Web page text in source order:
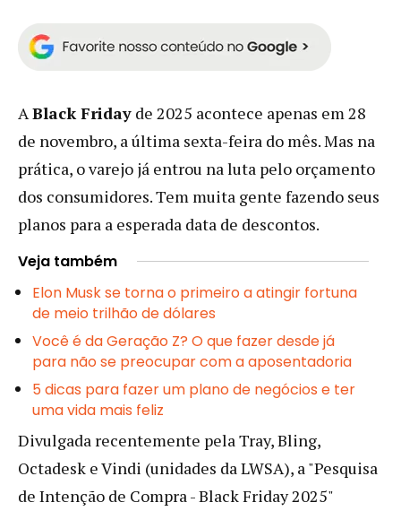
ABlack Friday de 2025 acontece apenas em 28
de novembro, a última sexta-feira do mês. Mas na
prática, o varejo já entrou na luta pelo orçamento
dos consumidores. Tem muita gente fazendo seus
planos para a esperada data de descontos.
Veja também
Elon Musk se torna o primeiro a atingir fortuna
de meio trilhão de dólares
Você é da Geração Z? O que fazer desde já
para não se preocupar com a aposentadoria
5 dicas para fazer um plano de negócios e ter
uma vida mais feliz
Divulgada recentemente pela Tray, Bling,
Octadesk e Vindi (unidades da LWSA), a "Pesquisa
de Intenção de Compra - Black Friday 2025"